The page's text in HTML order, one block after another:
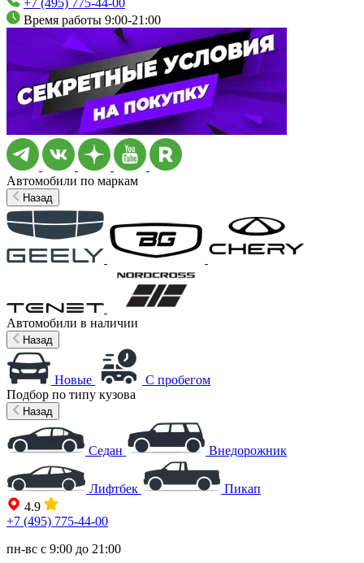
+7 (495) 775-44-00
Время работы 9:00-21:00
Автомобили по маркам
Назад
Автомобили в наличии
Назад
Новые
С пробегом
Подбор по типу кузова
Назад
Седан Внедорожник
Лифтбек
Пикап
4.9
+7 (495) 775-44-00
пн-вс с 9:00 до 21:00